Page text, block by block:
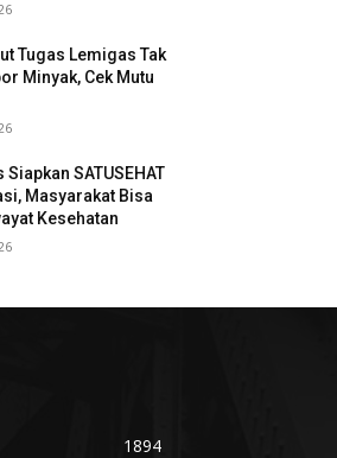
Tugas Lemigas Tak
Minyak, Cek Mutu
Siapkan SATUSEHAT
Masyarakat Bisa
Kesehatan
1894